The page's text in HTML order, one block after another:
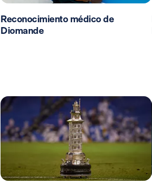
Reconocimiento médico de
Diomande